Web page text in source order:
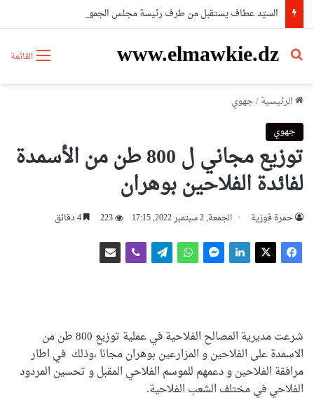
القائمة www.elmawkie.dz
بحث عن
الرئيسية/جهوي
جهوي
توزيع مجاني ل 800 طن من الأسمدة
لفائدة الفلاحين بوهران
حمرة فوزية الجمعة, 2 سبتمبر 2022, 17:15 223
شرعت مديرية المصالح الفلاحية في عملية توزيع 800 طن من
الاسمدة على الفلاحين و المزارعين بوهران مجانا ،وذلك في اطار
مرافقة الفلاحين و دعمهم للموسم الفلاحي المقبل و تحسين المردود
الفلاحي في مختلف الشعب الفلاحية.